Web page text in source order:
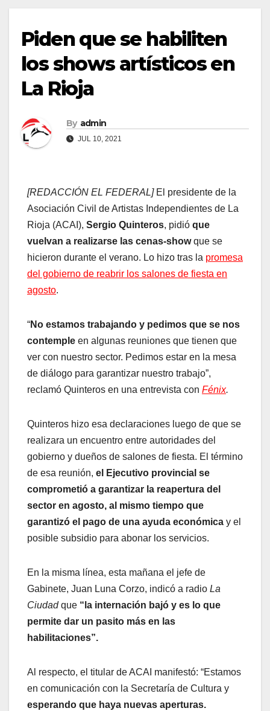
Piden que se habiliten
los shows artísticos en
La Rioja
By admin
JUL 10, 2021
[REDACCIÓN EL FEDERAL]El presidente de la
Asociación Civil de Artistas Independientes de La
Rioja (ACAI), Sergio Quinteros, pidió que
vuelvan a realizarse las cenas-showque se
hicieron durante el verano. Lo hizo tras la promesa
del gobierno de reabrir los salones de fiesta en
agosto.
“No estamos trabajando y pedimos que se nos
contemple en algunas reuniones que tienen que
ver con nuestro sector. Pedimos estar en la mesa
de diálogo para garantizar nuestro trabajo”,
reclamó Quinteros en una entrevista con Fénix.
Quinteros hizo esa declaraciones luego de que se
realizara un encuentro entre autoridades del
gobierno y dueños de salones de fiesta. El término
de esa reunión, el Ejecutivo provincial se
comprometió a garantizar la reapertura del
sector en agosto, al mismo tiempo que
garantizó el pago de una ayuda económica y el
posible subsidio para abonar los servicios.
En la misma línea, esta mañana el jefe de
Gabinete, Juan Luna Corzo, indicó a radio La
Ciudadque “la internación bajó y es lo que
permite dar un pasito más en las
habilitaciones”.
Al respecto, el titular de ACAI manifestó: “Estamos
en comunicación con la Secretaría de Cultura y
esperando que haya nuevas aperturas.